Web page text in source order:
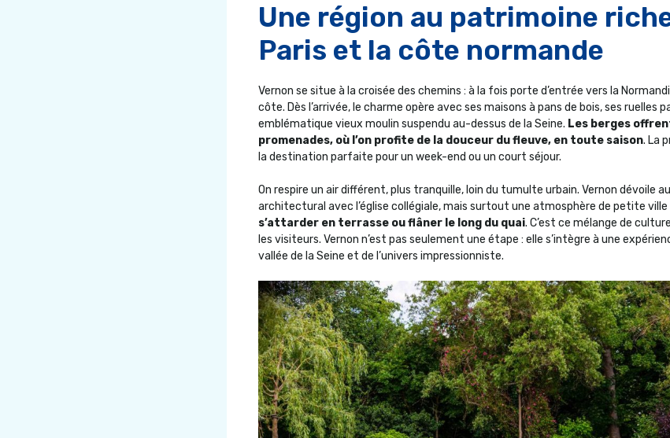
Une région au patrimoine
Paris et la côte normande
Vernon se situe à la croisée des chemins : à la fois porte d’entrée vers la
côte. Dès l’arrivée, le charme opère avec ses maisons à pans de bois, ses ruelles
emblématique vieux moulin suspendu au-dessus de la Seine. Les berges
promenades, où l’on profite de la douceur du fleuve, en toute saison. La
la destination parfaite pour un week-end ou un court séjour.
On respire un air différent, plus tranquille, loin du tumulte urbain. Vernon dévoile
architectural avec l’église collégiale, mais surtout une atmosphère de petite ville
s’attarder en terrasse ou flâner le long du quai. C’est ce mélange de
les visiteurs. Vernon n’est pas seulement une étape : elle s’intègre à une
vallée de la Seine et de l’univers impressionniste.